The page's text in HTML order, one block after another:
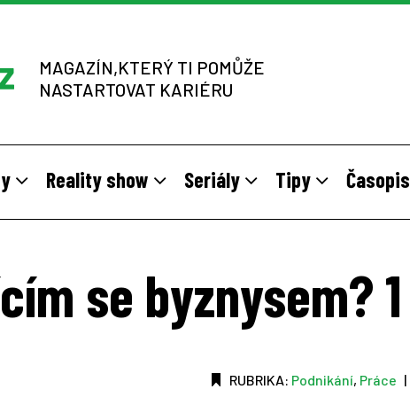
MAGAZÍN,KTERÝ TI POMŮŽE
NASTARTOVAT KARIÉRU
Reality show Seriály Tipy Časopis
se byznysem? 1
RUBRIKA: Podnikání, Práce |